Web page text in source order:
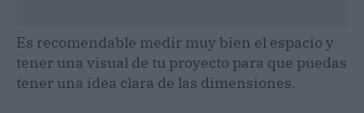
Es recomendable medir muy bien el espacio y
tener una visual de tu proyecto para que puedas
tener una idea clara de las dimensiones.